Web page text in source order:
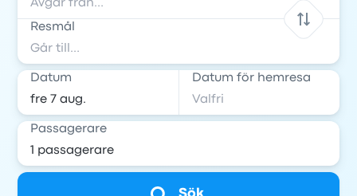
Resmål
Datum Datum för hemresa
Passagerare